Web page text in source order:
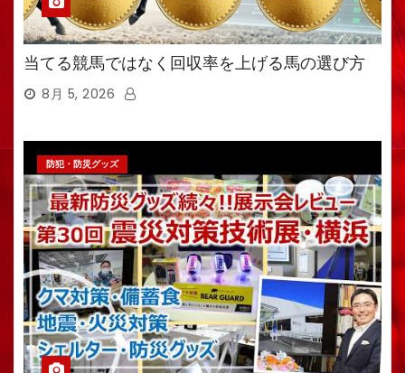
当てる競馬ではなく回収率を上げる馬の選び方
8月 5, 2026
防犯・防災グッズ